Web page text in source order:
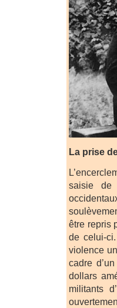
La prise
saisie de
être repris
de celui-
violence
cadre
dollars
militants